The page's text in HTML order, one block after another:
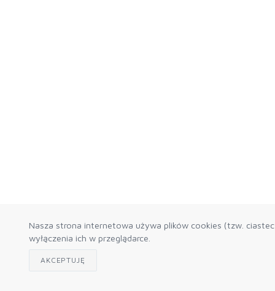
Nasza strona internetowa używa plików cookies (tzw.
wyłączenia ich w przeglądarce.
AKCEPTUJĘ